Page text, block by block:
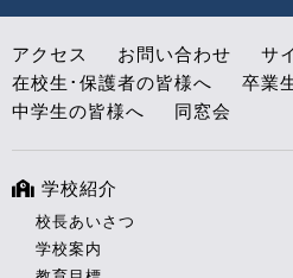
アクセス お問い合わせ
サ
在校生･保護者の皆様へ
卒業
中学生の皆様へ
同窓会
学校紹介
校長あいさつ
学校案内